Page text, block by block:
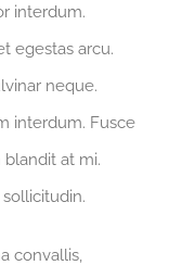
interdum.
egestas arcu.
neque.
interdum. Fusce
at mi.
convallis,